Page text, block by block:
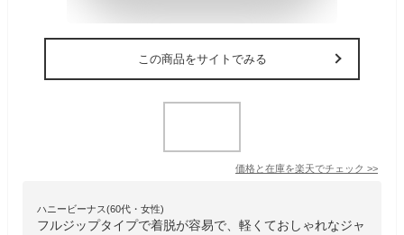
この商品をサイトでみる
価格と在庫を楽天でチェック >>
ハニービーナス(60代・女性)
フルジップタイプで着脱が容易で、軽くておしゃれなジャ